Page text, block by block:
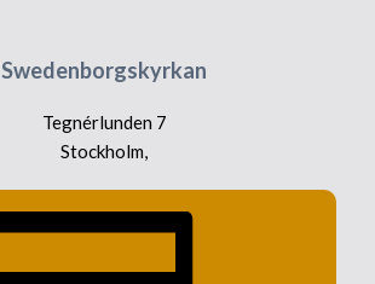
Swedenborgskyrkan
Tegnérlunden 7
Stockholm